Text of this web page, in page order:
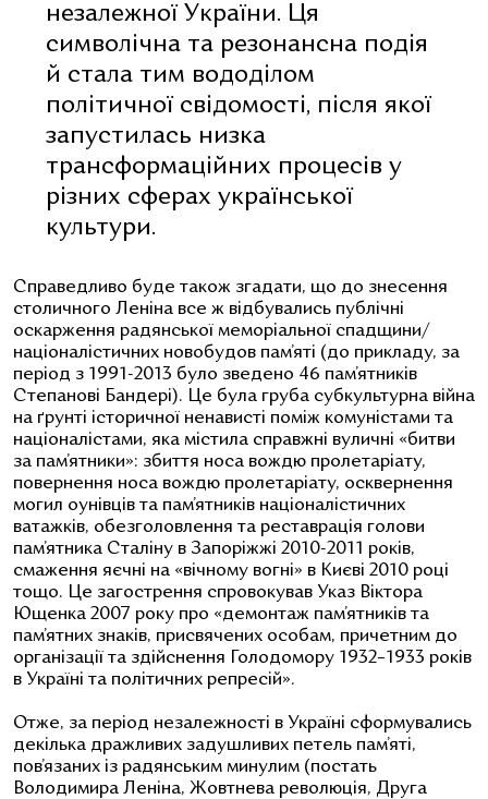
незалежної України. Ця
символічна та резонансна подія
й стала тим вододілом
політичної свідомості, після якої
запустилась низка
трансформаційних процесів у
різних сферах української
культури.
Справедливо буде також згадати, що до знесення
столичного Леніна все ж відбувались публічні
оскарження радянської меморіальної спадщини/
націоналістичних новобудов пам’яті (до прикладу, за
період з 1991-2013 було зведено 46 пам’ятників
Степанові Бандері). Це була груба субкультурна війна
на ґрунті історичної ненависті поміж комуністами та
націоналістами, яка містила справжні вуличні «битви
за пам’ятники»: збиття носа вождю пролетаріату,
повернення носа вождю пролетаріату, осквернення
могил оунівців та пам’ятників націоналістичних
ватажків, обезголовлення та реставрація голови
пам’ятника Сталіну в Запоріжжі 2010-2011 років,
смаження яєчні на «вічному вогні» в Києві 2010 році
тощо. Це загострення спровокував Указ Віктора
Ющенка 2007 року про «демонтаж пам’ятників та
пам’ятних знаків, присвячених особам, причетним до
організації та здійснення Голодомору 1932–1933 років
в Україні та політичних репресій».
Отже, за період незалежності в Україні сформувались
декілька дражливих задушливих петель пам’яті,
пов’язаних із радянським минулим (постать
Володимира Леніна, Жовтнева революція, Друга